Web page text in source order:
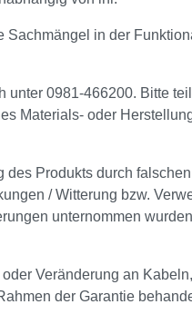
in der
0981-466200. Bitte
Materials- oder
Produkts durch
/ Witterung bzw.
unternommen
Veränderung an
der Garantie